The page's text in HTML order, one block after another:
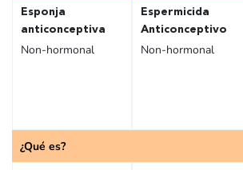
Esponja
anticonceptiva
Non-hormonal
¿Qué es?
Espermicida
Anticonceptivo
Non-hormonal